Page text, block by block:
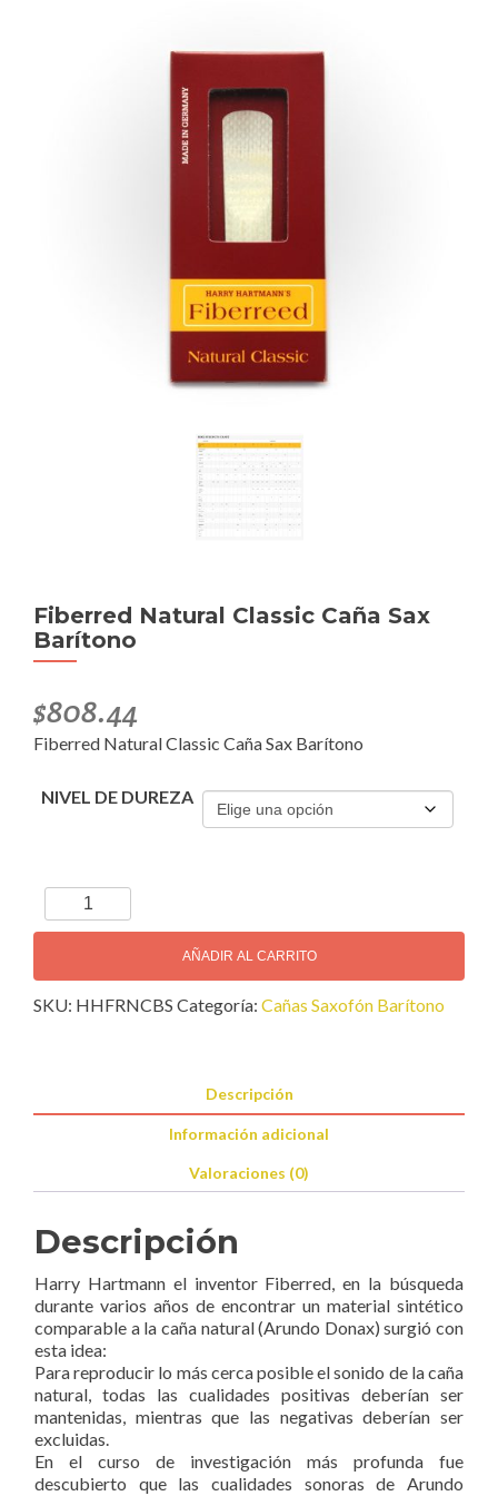
Fiberred Natural Classic Caña Sax
Barítono
$808.44
Fiberred Natural Classic Caña Sax Barítono
NIVEL DE DUREZA
Fiberred
Natural
Caña
Sax
AÑADIR AL CARRITO
SKU: HHFRNCBS Categoría: Cañas Saxofón Barítono
Descripción
Información adicional
Valoraciones (0)
Descripción
Harry Hartmann el inventor Fiberred, en la búsqueda
durante varios años de encontrar un material sintético
comparable a la caña natural (Arundo Donax) surgió con
esta idea:
Para reproducir lo más cerca posible el sonido de la caña
natural, todas las cualidades positivas deberían ser
mantenidas, mientras que las negativas deberían ser
excluidas.
En el curso de investigación más profunda fue
descubierto que las cualidades sonoras de Arundo